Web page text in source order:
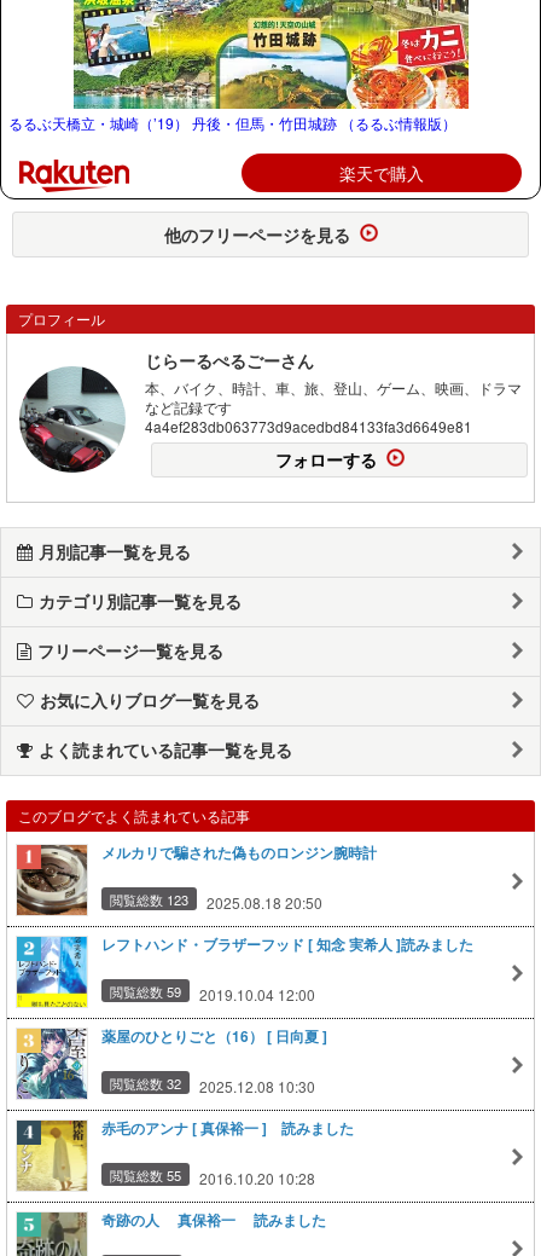
るるぶ天橋立・城崎（’19） 丹後・但馬・竹田城跡 （るるぶ情報版）
楽天で購入
他のフリーページを見る
プロフィール
じらーるぺるごーさん
本、バイク、時計、車、旅、登山、ゲーム、映画、ドラマ
など記録です
4a4ef283db063773d9acedbd84133fa3d6649e81
フォローする
月別記事一覧を見る
カテゴリ別記事一覧を見る
フリーページ一覧を見る
お気に入りブログ一覧を見る
よく読まれている記事一覧を見る
このブログでよく読まれている記事
メルカリで騙された偽ものロンジン腕時計
閲覧総数 123 2025.08.18 20:50
レフトハンド・ブラザーフッド [ 知念 実希人 ]読みました
閲覧総数 59 2019.10.04 12:00
薬屋のひとりごと（16） [ 日向夏 ]
閲覧総数 32 2025.12.08 10:30
赤毛のアンナ [ 真保裕一 ] 読みました
閲覧総数 55 2016.10.20 10:28
奇跡の人 真保裕一 読みました